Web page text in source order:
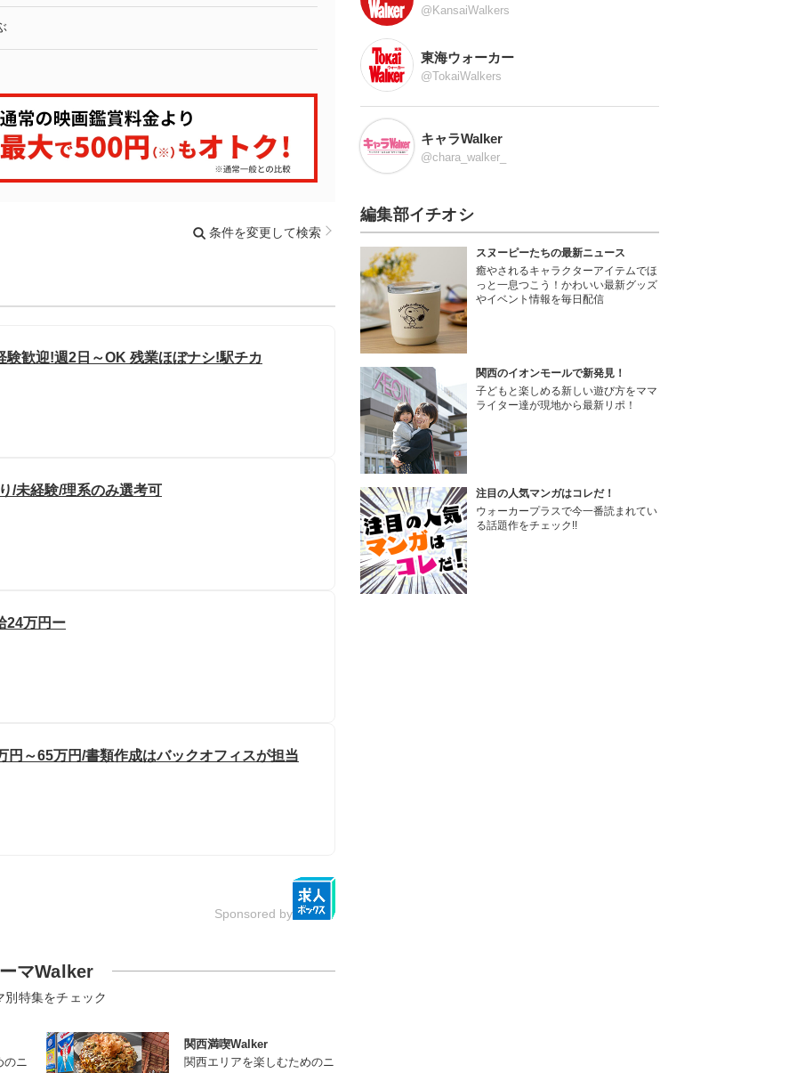
条件を変更して検索
歓迎!週2日～OK 残業ほぼナシ!駅チカ
/未経験/理系のみ選考可
24万円ー
円～65万円/書類作成はバックオフィスが担当
Sponsored by
マWalker
別特集をチェック
のニ
関西満喫Walker
関西エリアを楽しむためのニ
@KansaiWalkers
東海ウォーカー
@TokaiWalkers
キャラWalker
@chara_walker_
編集部イチオシ
スヌーピーたちの最新ニュース
癒やされるキャラクターアイテムでほ
っと一息つこう！かわいい最新グッズ
やイベント情報を毎日配信
関西のイオンモールで新発見！
子どもと楽しめる新しい遊び方をママ
ライター達が現地から最新リポ！
注目の人気マンガはコレだ！
ウォーカープラスで今一番読まれてい
る話題作をチェック!!